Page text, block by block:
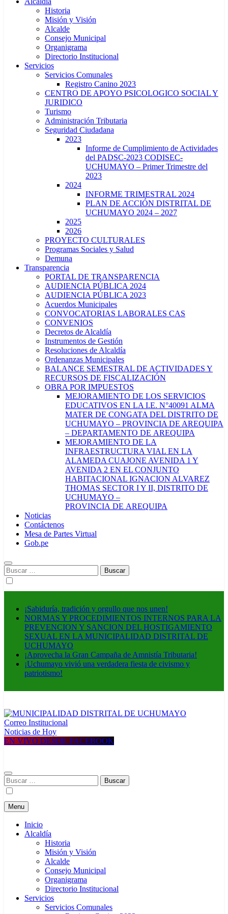
Historia
Misión y Visión
Alcalde
Consejo Municipal
Organigrama
Directorio Institucional
Servicios
Servicios Comunales
Registro Canino 2023
CENTRO DE APOYO PSICOLOGICO SOCIAL Y
JURIDICO
Turismo
Administración Tributaria
Seguridad Ciudadana
2023
Informe de Cumplimiento de Actividades
del PADSC-2023 CODISEC-
UCHUMAYO – Primer Trimestre del
2023
2024
INFORME TRIMESTRAL 2024
PLAN DE ACCIÓN DISTRITAL DE
UCHUMAYO 2024 – 2027
2025
2026
PROYECTO CULTURALES
Programas Sociales y Salud
Demuna
Transparencia
PORTAL DE TRANSPARENCIA
AUDIENCIA PÚBLICA 2024
AUDIENCIA PÚBLICA 2023
Acuerdos Municipales
CONVOCATORIAS LABORALES CAS
CONVENIOS
Decretos de Alcaldía
Instrumentos de Gestión
Resoluciones de Alcaldía
Ordenanzas Municipales
BALANCE SEMESTRAL DE ACTIVIDADES Y
RECURSOS DE FISCALIZACIÓN
OBRA POR IMPUESTOS
MEJORAMIENTO DE LOS SERVICIOS
EDUCATIVOS EN LA I.E. N°40091 ALMA
MATER DE CONGATA DEL DISTRITO DE
UCHUMAYO – PROVINCIA DE AREQUIPA
– DEPARTAMENTO DE AREQUIPA
MEJORAMIENTO DE LA
INFRAESTRUCTURA VIAL EN LA
ALAMEDA CUAJONE AVENIDA 1 Y
AVENIDA 2 EN EL CONJUNTO
HABITACIONAL IGNACION ALVAREZ
THOMAS SECTOR I Y II, DISTRITO DE
UCHUMAYO –
PROVINCIA DE AREQUIPA
Noticias
Contáctenos
Mesa de Partes Virtual
Gob.pe
Buscar:
¡Sabiduría, tradición y orgullo que nos unen!
NORMAS Y PROCEDIMIENTOS INTERNOS PARA LA
PREVENCION Y SANCION DEL HOSTIGAMIENTO
SEXUAL EN LA MUNICIPALIDAD DISTRITAL DE
UCHUMAYO
¡Aprovecha la Gran Campaña de Amnistía Tributaria!
¡Uchumayo vivió una verdadera fiesta de civismo y
patriotismo!
MUNICIPALIDAD DISTRITAL DE UCHUMAYO
Construyendo una nueva Historia
Correo Institucional
Noticias de Hoy
EN VIVO DESDE FACEBOOK
Buscar:
Menu
Inicio
Alcaldía
Historia
Misión y Visión
Alcalde
Consejo Municipal
Organigrama
Directorio Institucional
Servicios
Servicios Comunales